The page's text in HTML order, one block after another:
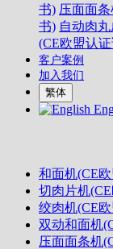
书) 压面面
书) 自动肉
(CE欧盟认
客户案例
加入我们
繁体
和面机(CE
切肉片机
绞肉机(CE
双动和面机
压面面条机